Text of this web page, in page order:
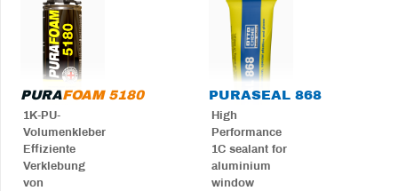
PURAFOAM 5180
1K-PU-
Volumenkleber
Effiziente
Verklebung
von
PURASEAL 868
High
Performance
1C sealant for
aluminium
window